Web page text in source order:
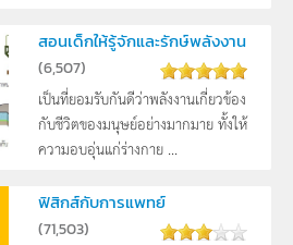
สอนเด็กให้รู้จักและรักษ์พลังงาน
(6,507)
เป็นที่ยอมรับกันดีว่าพลังงานเกี่ยวข้อง
กับชีวิตของมนุษย์อย่างมากมาย ทั้งให้
ความอบอุ่นแก่ร่างกาย ...
ฟิสิกส์กับการแพทย์
(71,503)